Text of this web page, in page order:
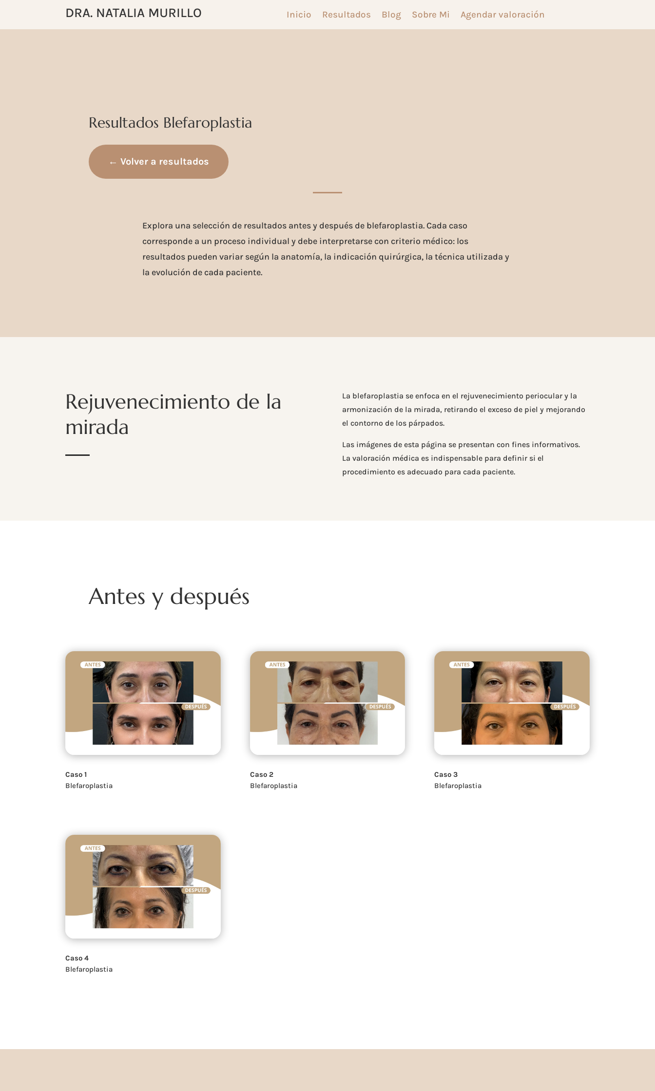
DRA. NATALIA MURILLO Inicio Resultados Blog Sobre Mi Agendar valoración
Resultados Blefaroplastia
← Volver a resultados
Explora una selección de resultados antes y después de blefaroplastia. Cada caso
corresponde a un proceso individual y debe interpretarse con criterio médico: los
resultados pueden variar según la anatomía, la indicación quirúrgica, la técnica utilizada y
la evolución de cada paciente.
Rejuvenecimiento de la
mirada
La blefaroplastia se enfoca en el rejuvenecimiento periocular y la
armonización de la mirada, retirando el exceso de piel y mejorando
el contorno de los párpados.
Las imágenes de esta página se presentan con fines informativos.
La valoración médica es indispensable para definir si el
procedimiento es adecuado para cada paciente.
Antes y después
Caso 1
Blefaroplastia
Caso 2
Blefaroplastia
Caso 3
Blefaroplastia
Caso 4
Blefaroplastia